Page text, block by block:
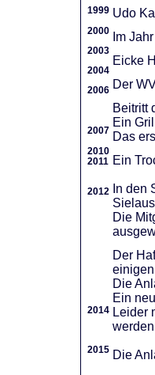
1999
2000
2003
2004
2006
2007
2010
2011
2012
2014
2015
Udo
Im
Eicke
Der
Beitritt
Ein
Das
Ein
In den
Die
Der
Die
Ein
Leider
Die